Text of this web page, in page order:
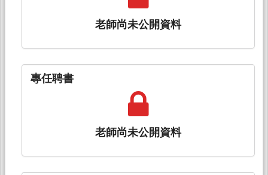
老師尚未公開資料
專任聘書
老師尚未公開資料